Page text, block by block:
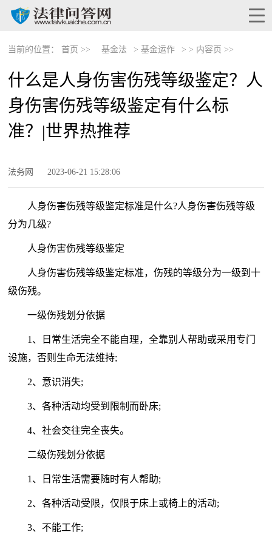
当前的位置： 首页 >> 基金法 >基金运作 > > 内容页 >>
什么是人身伤害伤残等级鉴定？人
身伤害伤残等级鉴定有什么标
准？|世界热推荐
法务网 2023-06-21 15:28:06
人身伤害伤残等级鉴定标准是什么?人身伤害伤残等级
分为几级?
人身伤害伤残等级鉴定
人身伤害伤残等级鉴定标准，伤残的等级分为一级到十
级伤残。
一级伤残划分依据
1、日常生活完全不能自理，全靠别人帮助或采用专门
设施，否则生命无法维持;
2、意识消失;
3、各种活动均受到限制而卧床;
4、社会交往完全丧失。
二级伤残划分依据
1、日常生活需要随时有人帮助;
2、各种活动受限，仅限于床上或椅上的活动;
3、不能工作;